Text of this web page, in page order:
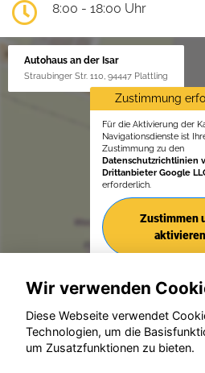
8:00 - 18:00 Uhr
Autohaus an der Isar
Straubinger Str. 110, 94447 Plattling
Zustimmung
Für die Aktivierung der
Navigationsdienste ist
Zustimmung zu den
Datenschutzrichtlinien
Drittanbieter Google
erforderlich.
Zustimmen
aktivieren
© konjunkturmotor.de
Wir verwenden
Diese Webseite verwendet
Technologien, um die
um Zusatzfunktionen zu bieten.